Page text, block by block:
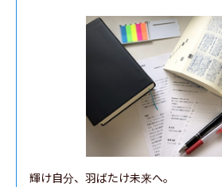
輝け自分、羽ばたけ未来へ。